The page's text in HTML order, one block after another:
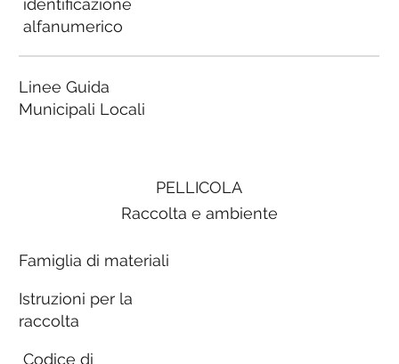
PELLICOLA
Raccolta e ambiente
Famiglia di materiali
Istruzioni per la
raccolta
Codice di
alfanumerico
Linee Guida
Municipali Locali